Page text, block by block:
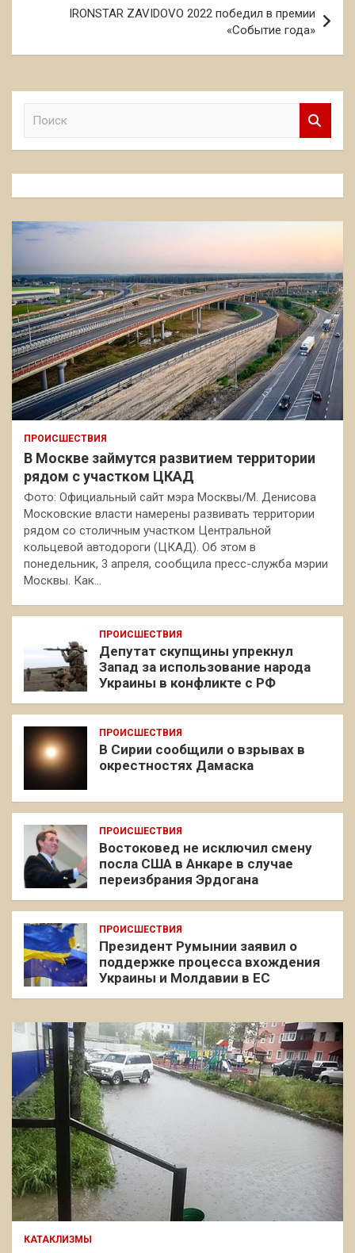
IRONSTAR ZAVIDOVO 2022 победил в премии
«Событие года»
к
ПРОИСШЕСТВИЯ
В Москве займутся развитием территории
рядом с участком ЦКАД
Фото: Официальный сайт мэра Москвы/М. Денисова
Московские власти намерены развивать территории
рядом со столичным участком Центральной
кольцевой автодороги (ЦКАД). Об этом в
понедельник, 3 апреля, сообщила пресс-служба мэрии
Москвы. Как…
ПРОИСШЕСТВИЯ
Депутат скупщины упрекнул
Запад за использование народа
Украины в конфликте с РФ
ПРОИСШЕСТВИЯ
В Сирии сообщили о взрывах в
окрестностях Дамаска
ПРОИСШЕСТВИЯ
Востоковед не исключил смену
посла США в Анкаре в случае
переизбрания Эрдогана
ПРОИСШЕСТВИЯ
Президент Румынии заявил о
поддержке процесса вхождения
Украины и Молдавии в ЕС
КАТАКЛИЗМЫ